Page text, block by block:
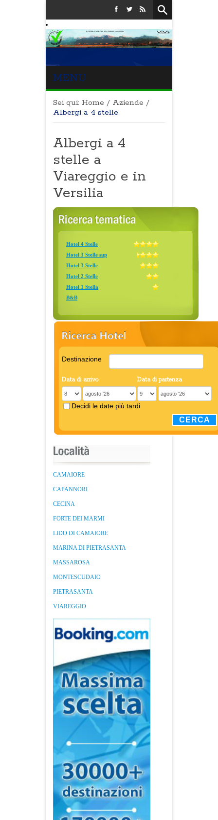
MENU
Sei qui: Home / Aziende /
Albergi a 4 stelle
Albergi a 4
stelle a
Viareggio e in
Versilia
Hotel 4 Stelle
Hotel 3 Stelle sup
Hotel 3 Stelle
Hotel 2 Stelle
Hotel 1 Stella
B&B
Destinazione
Data di arrivo Data di partenza
Decidi le date più tardi
CERCA
CAMAIORE
CAPANNORI
CECINA
FORTE DEI MARMI
LIDO DI CAMAIORE
MARINA DI PIETRASANTA
MASSAROSA
MONTESCUDAIO
PIETRASANTA
VIAREGGIO